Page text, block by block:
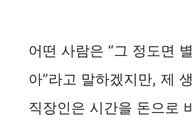
어떤 사람은 “그 정도면
아”라고 말하겠지만, 제
직장인은 시간을 돈으로